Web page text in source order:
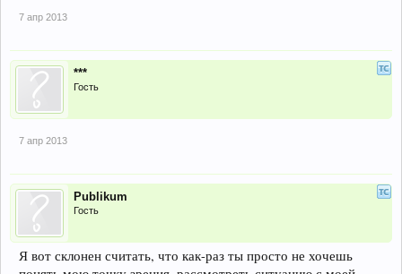
7 апр 2013
***
Гость
7 апр 2013
Publikum
Гость
Я вот склонен считать, что как-раз ты просто не хочешь